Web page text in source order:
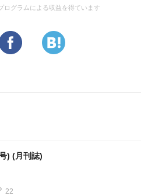
ログラムによる収益を得ています
) (月刊誌)
22